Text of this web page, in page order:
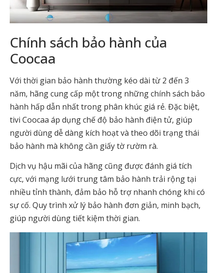
Chính sách bảo hành của
Coocaa
Với thời gian bảo hành thường kéo dài từ 2 đến 3
năm, hãng cung cấp một trong những chính sách bảo
hành hấp dẫn nhất trong phân khúc giá rẻ. Đặc biệt,
tivi Coocaa áp dụng chế độ bảo hành điện tử, giúp
người dùng dễ dàng kích hoạt và theo dõi trạng thái
bảo hành mà không cần giấy tờ rườm rà.
Dịch vụ hậu mãi của hãng cũng được đánh giá tích
cực, với mạng lưới trung tâm bảo hành trải rộng tại
nhiều tỉnh thành, đảm bảo hỗ trợ nhanh chóng khi có
sự cố. Quy trình xử lý bảo hành đơn giản, minh bạch,
giúp người dùng tiết kiệm thời gian.